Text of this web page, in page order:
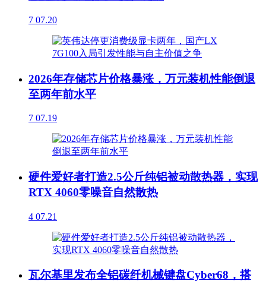
7 07.20
2026年存储芯片价格暴涨，万元装机性能倒退
至两年前水平
7 07.19
硬件爱好者打造2.5公斤纯铝被动散热器，实现
RTX 4060零噪音自然散热
4 07.21
瓦尔基里发布全铝碳纤机械键盘Cyber68，搭